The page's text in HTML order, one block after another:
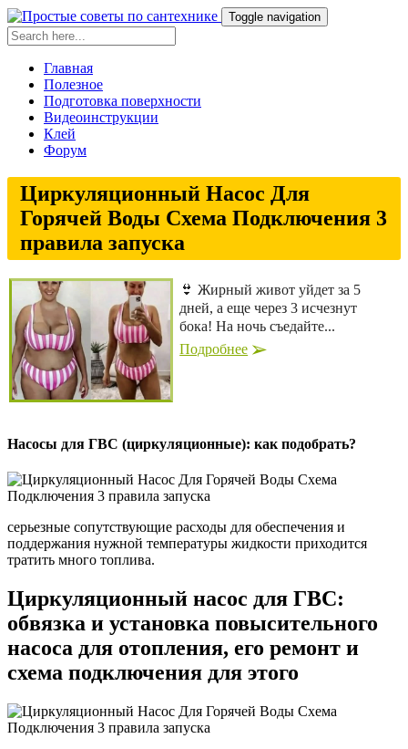
Toggle navigation
Главная
Полезное
Подготовка поверхности
Видеоинструкции
Клей
Форум
Циркуляционный Насос Для
Горячей Воды Схема Подключения 3
правила запуска
👙 Жирный живот уйдет за 5
дней, а еще через 3 исчезнут
бока! На ночь съедайте...
Подробнее
Насосы для ГВС (циркуляционные): как подобрать?
серьезные сопутствующие расходы для обеспечения и
поддержания нужной температуры жидкости приходится
тратить много топлива.
Циркуляционный насос для ГВС:
обвязка и установка повысительного
насоса для отопления, его ремонт и
схема подключения для этого